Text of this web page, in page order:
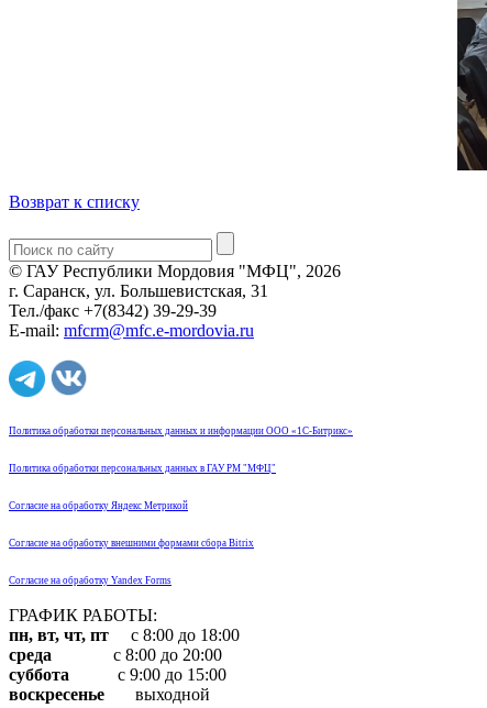
Возврат к списку
© ГАУ Республики Мордовия "МФЦ", 2026
г. Саранск, ул. Большевистская, 31
Тел./факс +7(8342) 39-29-39
E-mail: mfcrm@mfc.e-mordovia.ru
Политика обработки персональных данных и информации ООО «1С-Битрикс»
Политика обработки персональных данных в ГАУ РМ "МФЦ"
Согласие на обработку Яндекс Метрикой
Согласие на обработку внешними формами сбора Bitrix
Согласие на обработку Yandex Forms
ГРАФИК РАБОТЫ:
пн, вт, чт, пт с 8:00 до 18:00
среда с 8:00 до 20:00
суббота с 9:00 до 15:00
воскресенье выходной